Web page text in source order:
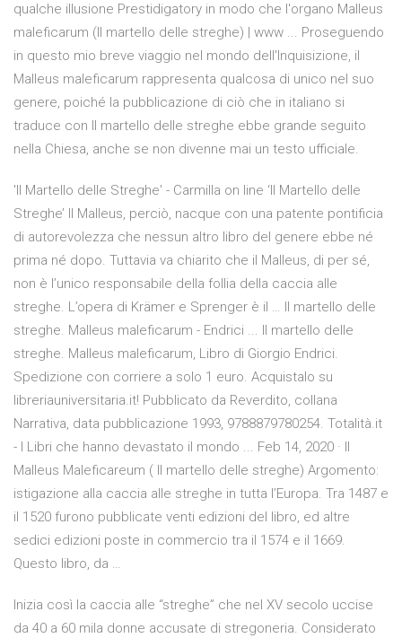
qualche illusione Prestidigatory in modo che l'organo Malleus
maleficarum (Il martello delle streghe) | www ... Proseguendo
in questo mio breve viaggio nel mondo dell'Inquisizione, il
Malleus maleficarum rappresenta qualcosa di unico nel suo
genere, poiché la pubblicazione di ciò che in italiano si
traduce con Il martello delle streghe ebbe grande seguito
nella Chiesa, anche se non divenne mai un testo ufficiale.
'Il Martello delle Streghe' - Carmilla on line ‘Il Martello delle
Streghe’ Il Malleus, perciò, nacque con una patente pontificia
di autorevolezza che nessun altro libro del genere ebbe né
prima né dopo. Tuttavia va chiarito che il Malleus, di per sé,
non è l’unico responsabile della follia della caccia alle
streghe. L’opera di Krämer e Sprenger è il … Il martello delle
streghe. Malleus maleficarum - Endrici ... Il martello delle
streghe. Malleus maleficarum, Libro di Giorgio Endrici.
Spedizione con corriere a solo 1 euro. Acquistalo su
libreriauniversitaria.it! Pubblicato da Reverdito, collana
Narrativa, data pubblicazione 1993, 9788879780254. Totalità.it
- I Libri che hanno devastato il mondo ... Feb 14, 2020 · Il
Malleus Maleficareum ( Il martello delle streghe) Argomento:
istigazione alla caccia alle streghe in tutta l’Europa. Tra 1487 e
il 1520 furono pubblicate venti edizioni del libro, ed altre
sedici edizioni poste in commercio tra il 1574 e il 1669.
Questo libro, da …
Inizia così la caccia alle “streghe” che nel XV secolo uccise
da 40 a 60 mila donne accusate di stregoneria. Considerato